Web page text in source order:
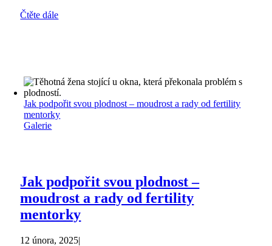
Čtěte dále
Jak podpořit svou plodnost – moudrost a rady od fertility
mentorky
Galerie
Jak podpořit svou plodnost –
moudrost a rady od fertility
mentorky
12 února, 2025|